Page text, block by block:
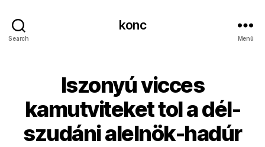
Search
konc
Menü
Iszonyú vicces
kamutviteket tol a dél-
szudáni alelnök-hadúr